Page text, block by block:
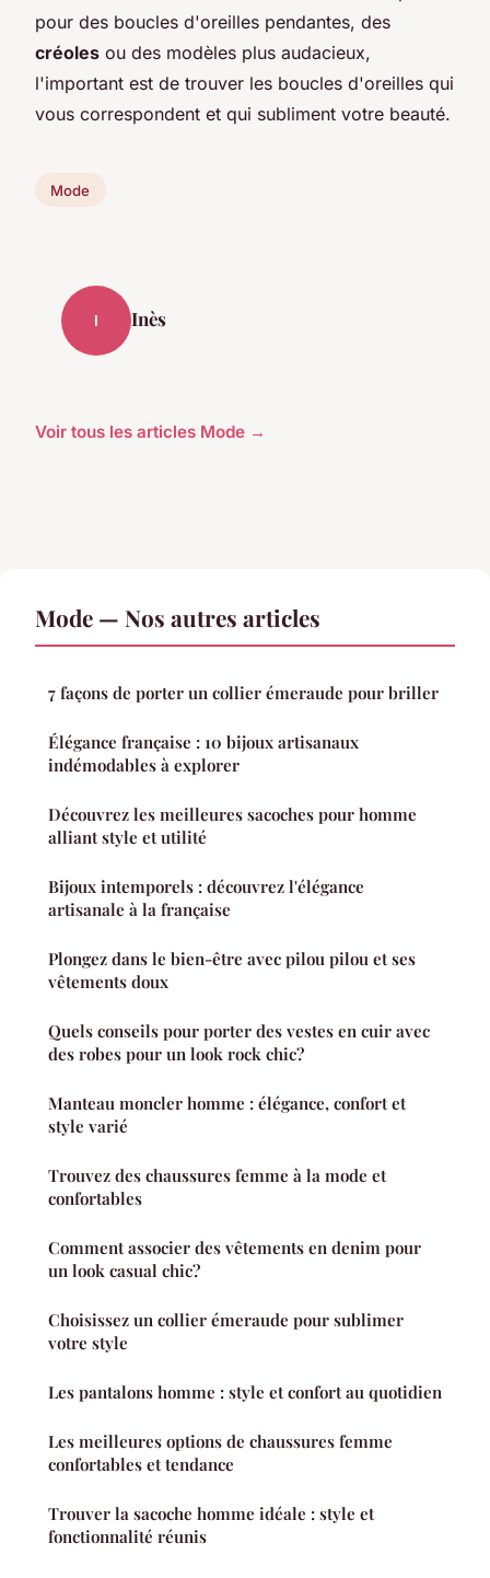
pour des boucles d'oreilles pendantes, des
créoles ou des modèles plus audacieux,
l'important est de trouver les boucles d'oreilles qui
vous correspondent et qui subliment votre beauté.
Mode
I Inès
Voir tous les articles Mode →
Mode — Nos autres articles
7 façons de porter un collier émeraude pour briller
Élégance française : 10 bijoux artisanaux
indémodables à explorer
Découvrez les meilleures sacoches pour homme
alliant style et utilité
Bijoux intemporels : découvrez l'élégance
artisanale à la française
Plongez dans le bien-être avec pilou pilou et ses
vêtements doux
Quels conseils pour porter des vestes en cuir avec
des robes pour un look rock chic?
Manteau moncler homme : élégance, confort et
style varié
Trouvez des chaussures femme à la mode et
confortables
Comment associer des vêtements en denim pour
un look casual chic?
Choisissez un collier émeraude pour sublimer
votre style
Les pantalons homme : style et confort au quotidien
Les meilleures options de chaussures femme
confortables et tendance
Trouver la sacoche homme idéale : style et
fonctionnalité réunis